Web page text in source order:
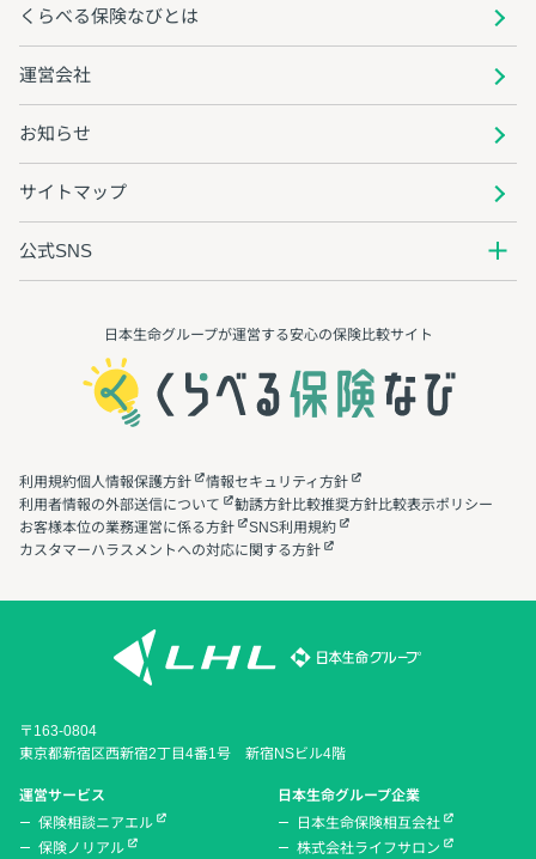
くらべる保険なびとは
運営会社
お知らせ
サイトマップ
公式SNS
日本生命グループが運営する安心の保険⽐較サイト
利用規約個人情報保護方針
情報セキュリティ方針
利用者情報の外部送信について
勧誘方針 比較推奨方針 比較表示ポリシー
お客様本位の業務運営に係る方針
SNS利用規約
カスタマーハラスメントへの対応に関する方針
〒163-0804
東京都新宿区西新宿2丁目4番1号 新宿NSビル4階
運営サービス
保険相談ニアエル
保険ノリアル
日本生命グループ企業
日本生命保険相互会社
株式会社ライフサロン